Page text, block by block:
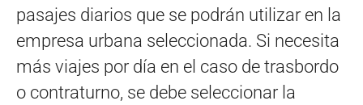
pasajes diarios que se podrán utilizar en la
empresa urbana seleccionada. Si necesita
más viajes por día en el caso de trasbordo
o contraturno, se debe seleccionar la